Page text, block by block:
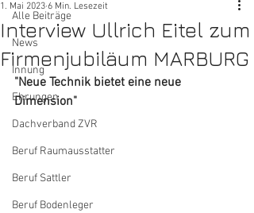
Alle Beiträge
News
Innung
Ehrungen
Dachverband ZVR
Beruf Raumausstatter
Beruf Sattler
Beruf Bodenleger
Interview Ullrich Eitel zum
Firmenjubiläum MARBURG
1. Mai 2023 6 Min. Lesezeit
"Neue Technik bietet eine neue
Dimension"